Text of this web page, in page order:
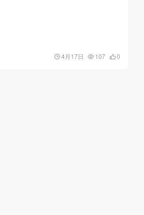
4月17日 107 0